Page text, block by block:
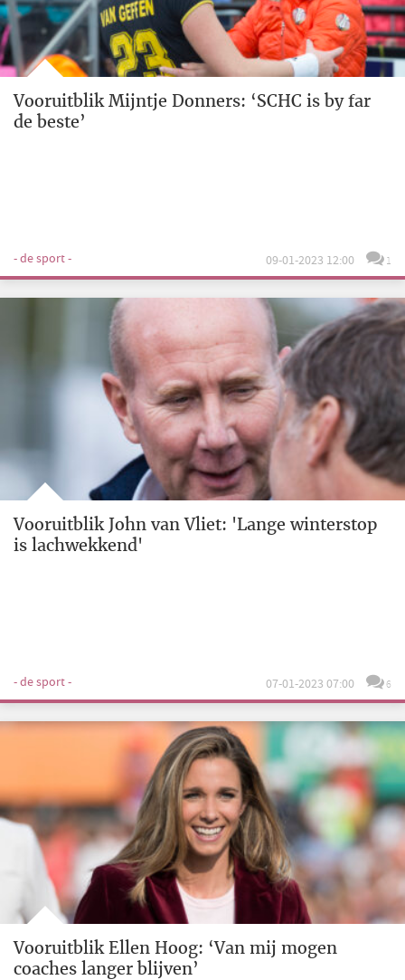
Vooruitblik Mijntje Donners: ‘SCHC is by far
de beste’
- de sport - 09-01-2023 12:00 1
Vooruitblik John van Vliet: 'Lange winterstop
is lachwekkend'
- de sport - 07-01-2023 07:00 6
Vooruitblik Ellen Hoog: ‘Van mij mogen
coaches langer blijven’